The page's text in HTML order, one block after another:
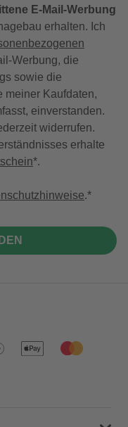
E-Mail-Werbung
erhalten. Ich
Werbung, die
sowie die
meiner Kaufdaten,
einverstanden.
widerrufen.
erhalte
*.
.